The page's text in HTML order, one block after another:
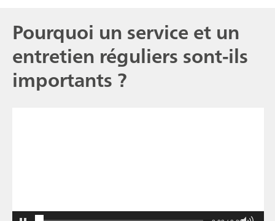
Pourquoi un service et un
entretien réguliers sont-ils
importants ?